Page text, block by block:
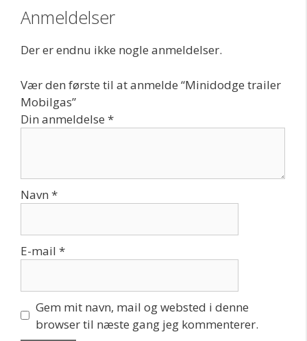
Anmeldelser
Der er endnu ikke nogle anmeldelser.
Vær den første til at anmelde “Minidodge trailer
Mobilgas”
Din anmeldelse *
Navn *
E-mail *
Gem mit navn, mail og websted i denne
browser til næste gang jeg kommenterer.